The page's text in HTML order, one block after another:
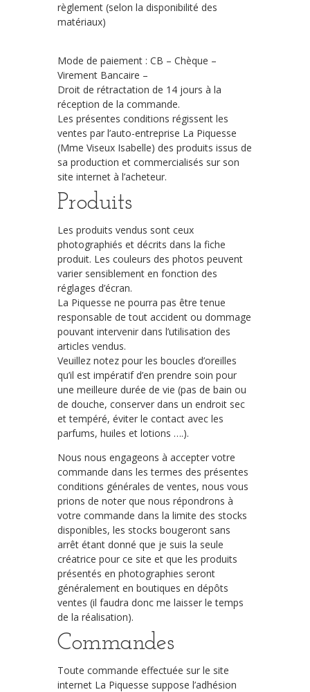
règlement (selon la disponibilité des
matériaux)
Mode de paiement : CB – Chèque –
Virement Bancaire –
Droit de rétractation de 14 jours à la
réception de la commande.
Les présentes conditions régissent les
ventes par l’auto-entreprise La Piquesse
(Mme Viseux Isabelle) des produits issus de
sa production et commercialisés sur son
site internet à l’acheteur.
Produits
Les produits vendus sont ceux
photographiés et décrits dans la fiche
produit. Les couleurs des photos peuvent
varier sensiblement en fonction des
réglages d’écran.
La Piquesse ne pourra pas être tenue
responsable de tout accident ou dommage
pouvant intervenir dans l’utilisation des
articles vendus.
Veuillez notez pour les boucles d’oreilles
qu’il est impératif d’en prendre soin pour
une meilleure durée de vie (pas de bain ou
de douche, conserver dans un endroit sec
et tempéré, éviter le contact avec les
parfums, huiles et lotions ….).
Nous nous engageons à accepter votre
commande dans les termes des présentes
conditions générales de ventes, nous vous
prions de noter que nous répondrons à
votre commande dans la limite des stocks
disponibles, les stocks bougeront sans
arrêt étant donné que je suis la seule
créatrice pour ce site et que les produits
présentés en photographies seront
généralement en boutiques en dépôts
ventes (il faudra donc me laisser le temps
de la réalisation).
Commandes
Toute commande effectuée sur le site
internet La Piquesse suppose l’adhésion